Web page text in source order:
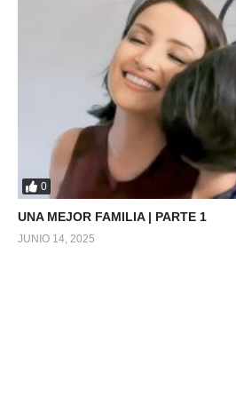
0
UNA MEJOR FAMILIA | PARTE 1
JUNIO 14, 2025